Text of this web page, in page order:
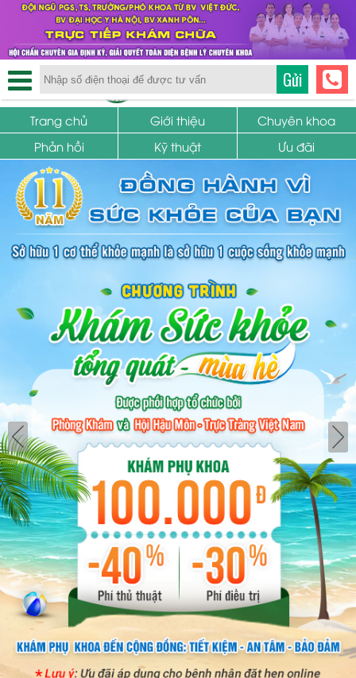
TRUNG TÂM PHỤ KHOA
SỨC KHỎE SINH SẢN
Trang chủ Giới thiệu
Chuyên khoa
Phản hồi
Kỹ thuật Ưu đãi
Gửi